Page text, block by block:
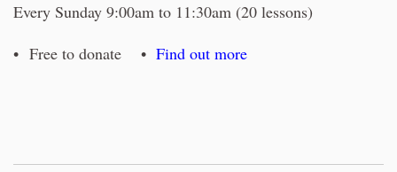
Every Sunday 9:00am to 11:30am (20 lessons)
• Free to donate • Find out more